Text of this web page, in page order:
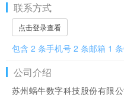
联系方式
点击登录查看
包含 2 条手机号 2 条邮箱 1
公司介绍
苏州蜗牛数字科技股份有限